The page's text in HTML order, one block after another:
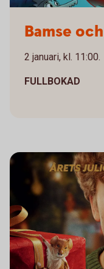
Bamse
2 januari, kl. 11:00.
FULLBOKAD